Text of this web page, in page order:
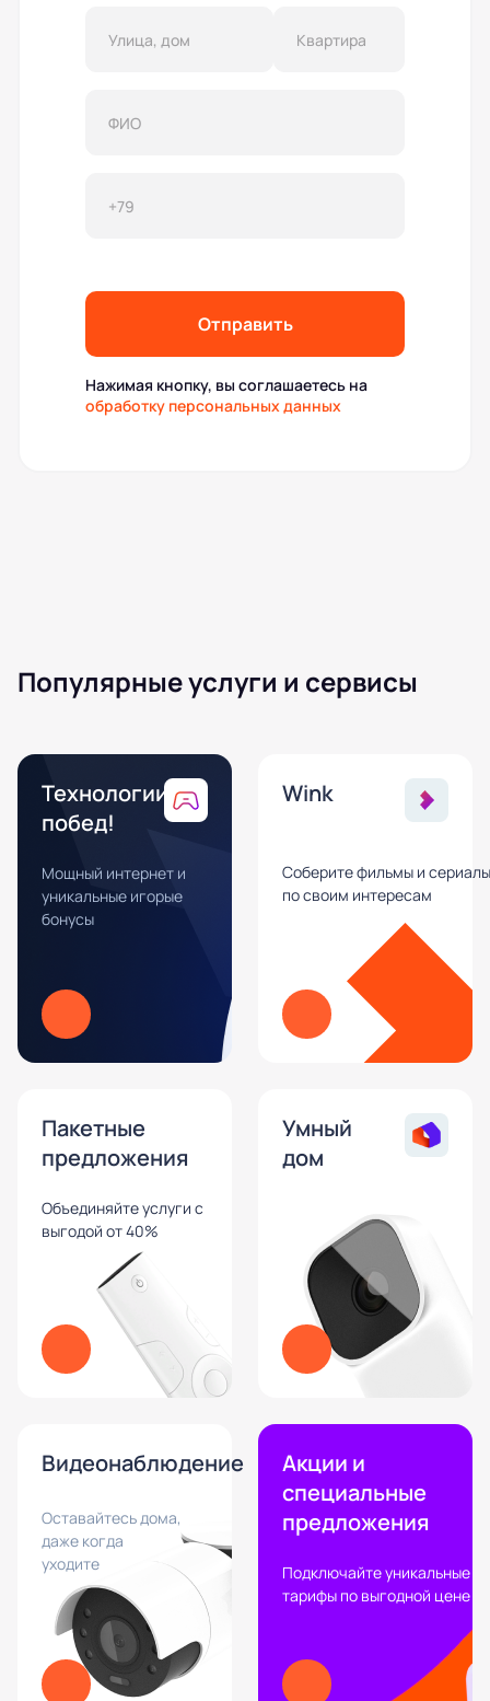
Отправить
Нажимая кнопку, вы соглашаетесь на
обработку персональных данных
Популярные услуги и сервисы
Технологии
побед!
Мощный интернет и
уникальные игорые
бонусы
Wink
Соберите фильмы и сериалы
по своим интересам
Пакетные
предложения
Объединяйте услуги с
выгодой от 40%
Умный
дом
Видеонаблюдение
Оставайтесь дома,
даже когда
уходите
Акции и
специальные
предложения
Подключайте уникальные
тарифы по выгодной цене